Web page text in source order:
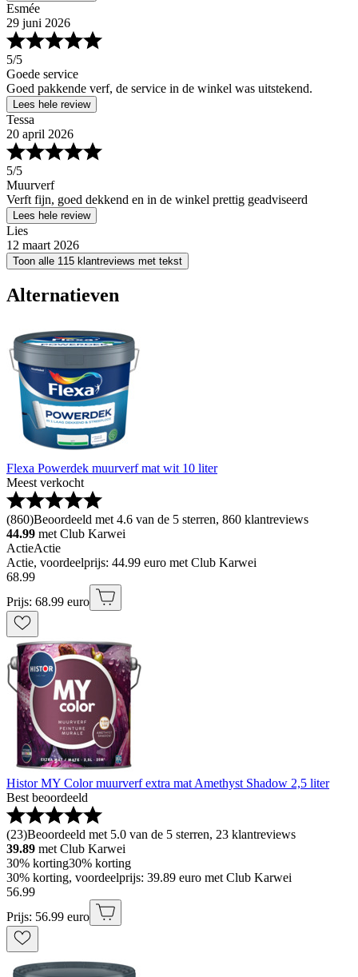
Esmée
29 juni 2026
5/5
Goede service
Goed pakkende verf, de service in de winkel was uitstekend.
Lees hele review
Tessa
20 april 2026
5/5
Muurverf
Verft fijn, goed dekkend en in de winkel prettig geadviseerd
Lees hele review
Lies
12 maart 2026
Toon alle 115 klantreviews met tekst
Alternatieven
Flexa Powerdek muurverf mat wit 10 liter
Meest verkocht
(860)Beoordeeld met 4.6 van de 5 sterren, 860 klantreviews
44.99 met Club Karwei
ActieActie
Actie, voordeelprijs: 44.99 euro met Club Karwei
68.99
Prijs: 68.99 euro
Histor MY Color muurverf extra mat Amethyst Shadow 2,5 liter
Best beoordeeld
(23)Beoordeeld met 5.0 van de 5 sterren, 23 klantreviews
39.89 met Club Karwei
30% korting30% korting
30% korting, voordeelprijs: 39.89 euro met Club Karwei
56.99
Prijs: 56.99 euro